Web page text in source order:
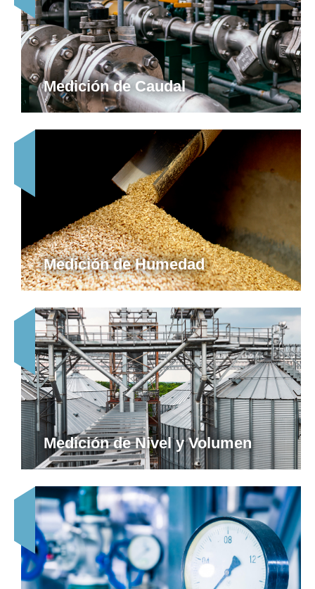
Medición de Caudal
Medición de Humedad
Medición de Nivel y Volumen